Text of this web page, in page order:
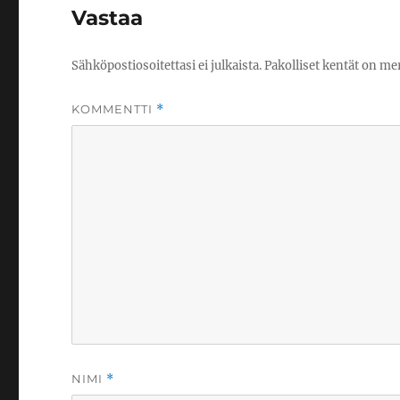
Vastaa
Sähköpostiosoitettasi ei julkaista.Pakolliset kentät on
KOMMENTTI *
NIMI *